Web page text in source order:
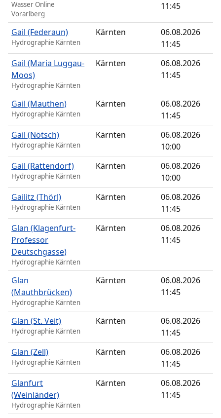
Wasser Online
Vorarlberg
11:45
Gail (Federaun)
Hydrographie Kärnten
Kärnten
06.08.2026
11:45
Gail (Maria Luggau-
Moos)
Hydrographie Kärnten
Kärnten
06.08.2026
11:45
Gail (Mauthen)
Hydrographie Kärnten
Kärnten
06.08.2026
11:45
Gail (Nötsch)
Hydrographie Kärnten
Kärnten
06.08.2026
10:00
Gail (Rattendorf)
Hydrographie Kärnten
Kärnten
06.08.2026
10:00
Gailitz (Thörl)
Hydrographie Kärnten
Kärnten
06.08.2026
11:45
Glan (Klagenfurt-
Professor
Deutschgasse)
Hydrographie Kärnten
Kärnten
06.08.2026
11:45
Glan
(Mauthbrücken)
Hydrographie Kärnten
Kärnten
06.08.2026
11:45
Glan (St. Veit)
Hydrographie Kärnten
Kärnten
06.08.2026
11:45
Glan (Zell)
Hydrographie Kärnten
Kärnten
06.08.2026
11:45
Glanfurt
(Weinländer)
Hydrographie Kärnten
Kärnten
06.08.2026
11:45